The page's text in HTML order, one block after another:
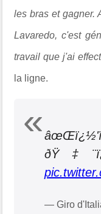
les bras et gagner.
Lavaredo, c'est
travail que j'ai
la ligne.
— Giro